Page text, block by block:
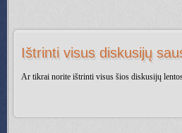
Ištrinti visus diskusijų
Ar tikrai norite ištrinti visus šios diskusijų